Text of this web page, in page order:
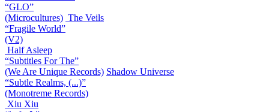
“GLO”
(Microcultures) The Veils
“Fragile World”
(V2)
Half Asleep
“Subtitles For The”
(We Are Unique Records) Shadow Universe
“Subtle Realms, (...)”
(Monotreme Records)
Xiu Xiu